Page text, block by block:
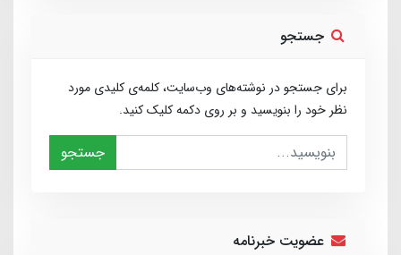
جستجو
برای جستجو در نوشته‌های وب‌سایت، کلمه‌ی کلیدی مورد
نظر خود را بنویسید و بر روی دکمه کلیک کنید.
جستجو
عضویت خبرنامه